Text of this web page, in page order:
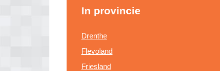
In provincie
Drenthe
Flevoland
Friesland